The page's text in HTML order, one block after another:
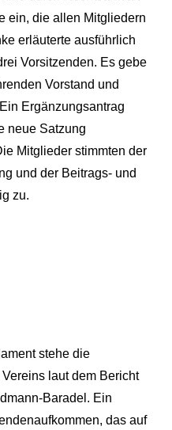
ein, die allen Mitgliedern
erläuterte ausführlich
Vorsitzenden. Es gebe
Vorstand und
Ergänzungsantrag
neue Satzung
Mitglieder stimmten der
und der Beitrags- und
zu.
stehe die
laut dem Bericht
Baradel. Ein
das auf